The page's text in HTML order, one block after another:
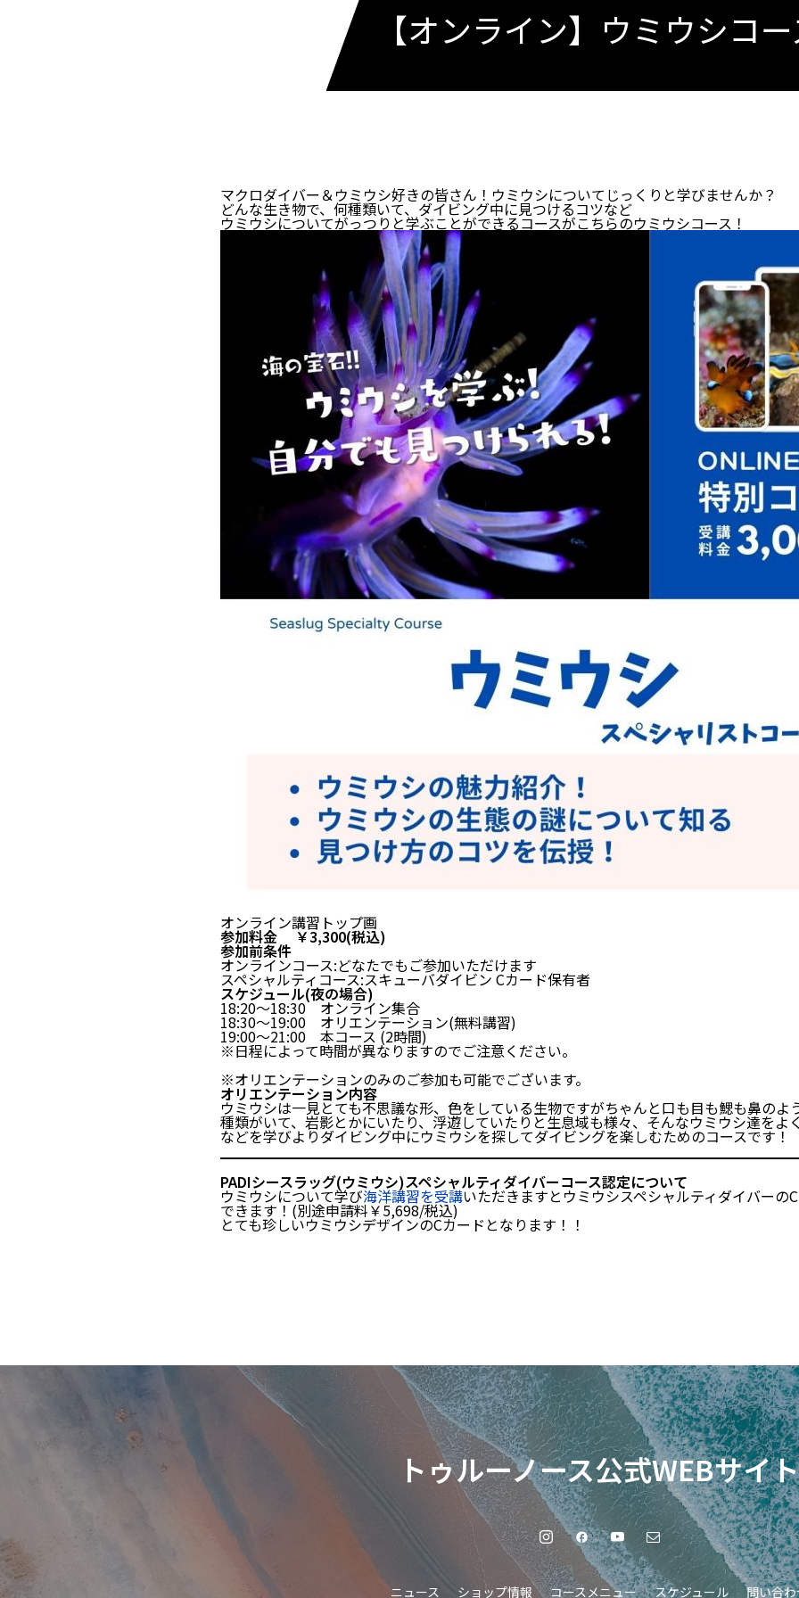
【オンライン】ウミウシコ
マクロダイバー＆ウミウシ好きの皆さん！ウミウシについてじっくりと学びませんか？
どんな生き物で、何種類いて、ダイビング中に見つけるコツなど
ウミウシについてがっつりと学ぶことができるコースがこちらのウミウシコース！
オンライン講習トップ画
参加料金 ￥3,300(税込)
参加前条件
オンラインコース:どなたでもご参加いただけます
スペシャルティコース:スキューバダイビン Cカード保有者
スケジュール(夜の場合)
18:20～18:30 オンライン集合
18:30～19:00 オリエンテーション(無料講習)
19:00～21:00 本コース (2時間)
※日程によって時間が異なりますのでご注意ください。
※オリエンテーションのみのご参加も可能でございます。
オリエンテーション内容
ウミウシは一見とても不思議な形、色をしている生物ですがちゃんと口も目も鰓も鼻のよ
種類がいて、岩影とかにいたり、浮遊していたりと生息域も様々、そんなウミウシ達をよ
などを学びよりダイビング中にウミウシを探してダイビングを楽しむためのコースです！
PADIシースラッグ(ウミウシ)スペシャルティダイバーコース認定について
ウミウシについて学び海洋講習を受講いただきますとウミウシスペシャルティダイバーの
できます！(別途申請料￥5,698/税込)
とても珍しいウミウシデザインのCカードとなります！！
トゥルーノース公式WEBサイト
ニュース ショップ情報 コースメニュー スケジュール 問い合わ